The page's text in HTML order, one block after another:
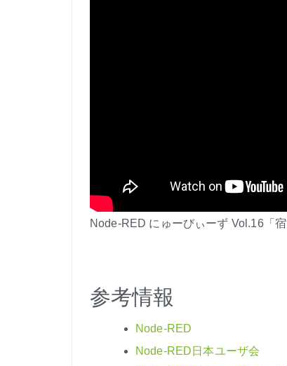
Node-RED にゅーびぃーず Vol.16「
参考情報
Node-RED
Node-RED日本ユーザ会